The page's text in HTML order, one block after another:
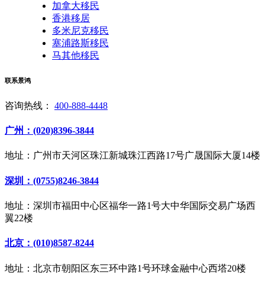
加拿大移民
香港移居
多米尼克移民
塞浦路斯移民
马其他移民
联系景鸿
咨询热线： 400-888-4448
广州：(020)8396-3844
地址：广州市天河区珠江新城珠江西路17号广晟国际大厦14楼
深圳：(0755)8246-3844
地址：深圳市福田中心区福华一路1号大中华国际交易广场西
翼22楼
北京：(010)8587-8244
地址：北京市朝阳区东三环中路1号环球金融中心西塔20楼